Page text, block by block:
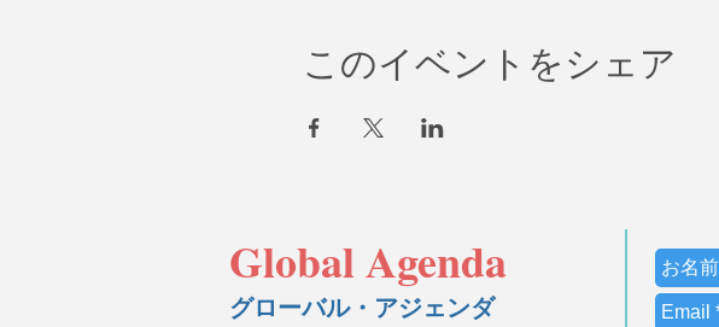
このイベントをシェア
Global Agenda
グローバル・アジェンダ